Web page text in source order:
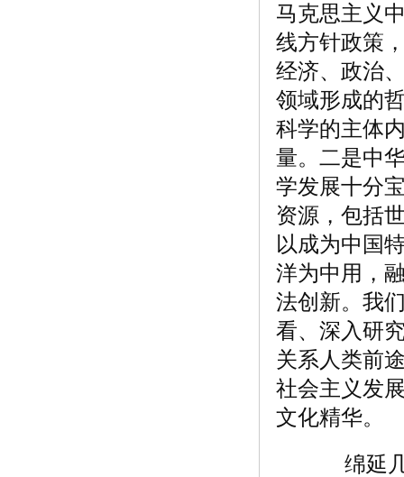
马克思主义
线方针政策
经济、政治
领域形成的
科学的主体
量。二是中
学发展十分
资源，包括
以成为中国
洋为中用，
法创新。我
看、深入研
关系人类前
社会主义发
文化精华。
绵延几